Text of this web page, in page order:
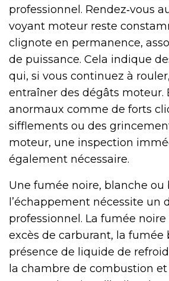
professionnel. Rendez‑vous
voyant moteur reste
clignote en permanence,
de puissance. Cela indique
qui, si vous continuez à
entraîner des dégâts moteur.
anormaux comme de forts
sifflements ou des
moteur, une inspection
également nécessaire.
Une fumée noire, blanche ou
l’échappement nécessite un
professionnel. La fumée
excès de carburant, la fumée
présence de liquide de
la chambre de combustion